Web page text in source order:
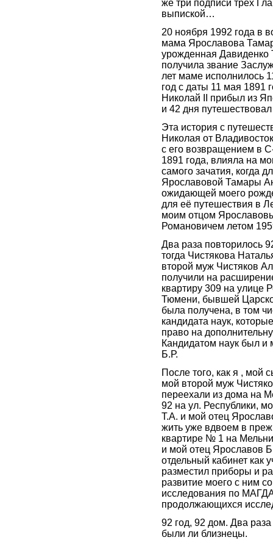
же три подписи трех
выпиской…
20 ноября 1992 года в
мама Ярославова
урожденная Давиденко
получила звание
лет маме исполнилось
год с даты 11 мая 1891
Николай II прибыл из
и 42 дня
Эта история с
Николая от
с его возвращением в
1891 года, влияла на
самого зачатия, когда
Ярославовой Тамары
ожидающей моего
для её путешествия в
моим отцом
Романовичем летом
Два раза повторилось
тогда Чистякова
второй муж Чистяков
получили на
квартиру 309 на улице
Тюмени, бывшей
была получена, в том
кандидата наук,
право на
Кандидатом наук был и
Б.Р.
После того, как я , мой
мой второй муж
переехали из дома на
92 на ул. Республики,
Т.А. и мой отец
жить уже вдвоем в
квартире № 1 на
и мой отец Ярославов
отдельный кабинет как
разместил приборы и
развитие моего с ним
исследования по
продолжающихся
92 год, 92 дом. Два
были ли близнецы.